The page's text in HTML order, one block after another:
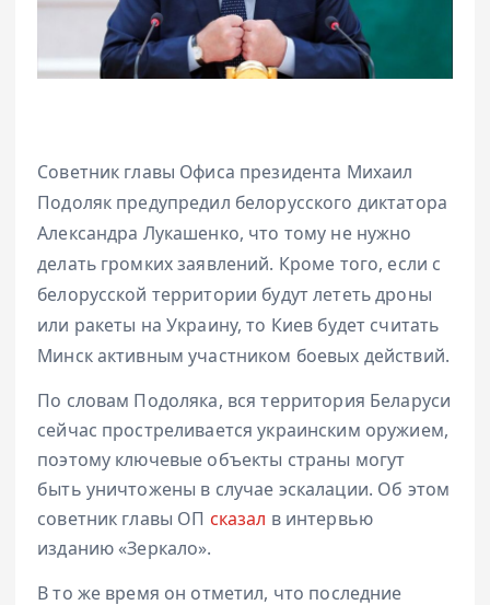
Советник главы Офиса президента Михаил
Подоляк предупредил белорусского диктатора
Александра Лукашенко, что тому не нужно
делать громких заявлений. Кроме того, если с
белорусской территории будут лететь дроны
или ракеты на Украину, то Киев будет считать
Минск активным участником боевых действий.
По словам Подоляка, вся территория Беларуси
сейчас простреливается украинским оружием,
поэтому ключевые объекты страны могут
быть уничтожены в случае эскалации. Об этом
советник главы ОП сказал в интервью
изданию «Зеркало».
В то же время он отметил, что последние